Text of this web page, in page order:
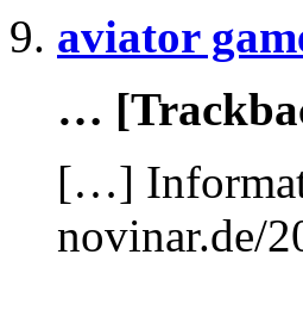
aviator
…
[…]
novinar.de/